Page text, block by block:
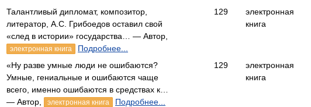
Талантливый дипломат, композитор,
литератор, А.С. Грибоедов оставил свой
«след в истории» государства… — Автор,
электронная книга Подробнее...
129
электронная
книга
«Ну разве умные люди не ошибаются?
Умные, гениальные и ошибаются чаще
всего, именно ошибаются в средствах к…
— Автор,
электронная книга Подробнее...
129
электронная
книга